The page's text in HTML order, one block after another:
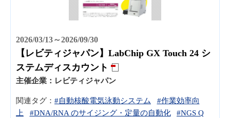
2026/03/13～2026/09/30
【レビティジャパン】LabChip GX Touch 24 シ
ステムディスカウント
主催企業： レビティジャパン
関連タグ： #自動核酸電気泳動システム
#作業効率向
上
#DNA/RNA のサイジング・定量の自動化
#NGS Q